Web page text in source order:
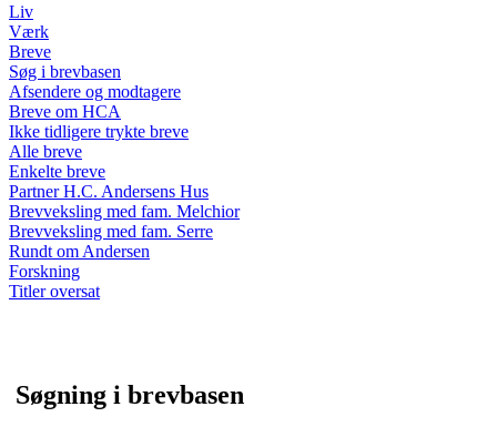
Liv
Værk
Breve
Søg i brevbasen
Afsendere og modtagere
Breve om HCA
Ikke tidligere trykte breve
Alle breve
Enkelte breve
Partner H.C. Andersens Hus
Brevveksling med fam. Melchior
Brevveksling med fam. Serre
Rundt om Andersen
Forskning
Titler oversat
Søgning i brevbasen